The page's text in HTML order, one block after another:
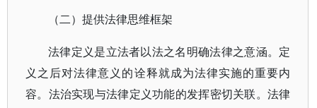
（二）提供法律思维框架
法律定义是立法者以法之名明确法律之意涵。定
义之后对法律意义的诠释就成为法律实施的重要内
容。法治实现与法律定义功能的发挥密切关联。法律